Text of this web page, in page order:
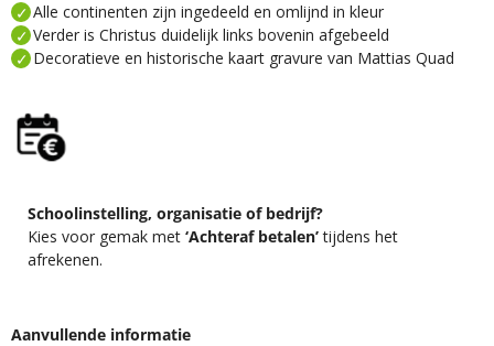
Alle continenten zijn ingedeeld en omlijnd in kleur
Verder is Christus duidelijk links bovenin afgebeeld
Decoratieve en historische kaart gravure van Mattias Quad
Schoolinstelling, organisatie of bedrijf?
Kies voor gemak met ‘Achteraf betalen’tijdens het
afrekenen.
Aanvullende informatie